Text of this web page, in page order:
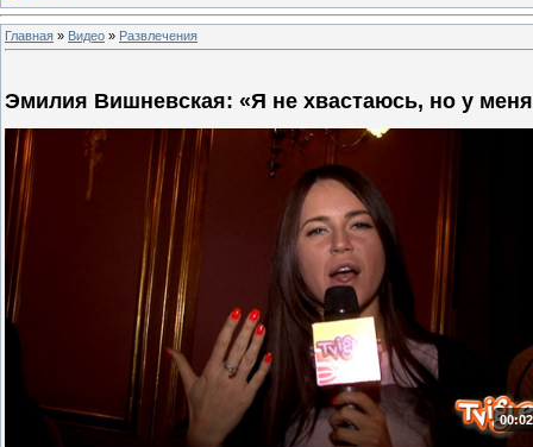
Главная » Видео » Развлечения
Эмилия Вишневская: «Я не хвастаюсь, но у меня